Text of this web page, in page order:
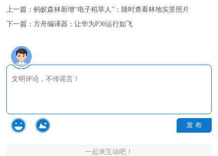
上一篇：蚂蚁森林新增“电子稻草人”：随时查看林地实景照片
下一篇：方舟编译器：让华为P30运行如飞
发 布
一起来互动吧！